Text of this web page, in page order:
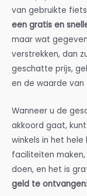
van gebruikte
een gratis en
maar wat
verstrekken, dan
geschatte prijs,
en de waarde
Wanneer u de
akkoord gaat,
winkels in het
faciliteiten
doen, en het is
geld te ontvangen: